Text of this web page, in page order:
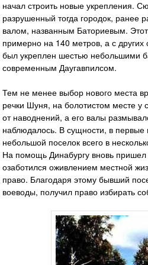
начал строить новые укрепления.
разрушенный тогда городок, ранее
валом, названным Баториевым.
примерно на 140 метров, а с
был укреплен шестью небольшими
современным Даугавпилсом.
Тем не менее выбор нового места
речки Шуня, на болотистом месте у
от наводнений, а его валы
наблюдалось. В сущности, в первые
небольшой поселок всего в
На помощь Динабургу вновь
озаботился оживлением местной
право. Благодаря этому бывший
воеводы, получил право избирать